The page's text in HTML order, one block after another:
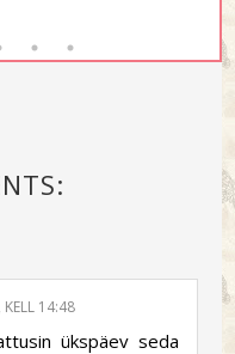
KELL 14:48
ükspäev seda